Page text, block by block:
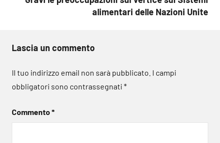
alimentari delle Nazioni Unite
Lascia un commento
Il tuo indirizzo email non sarà pubblicato. I campi
obbligatori sono contrassegnati *
Commento*